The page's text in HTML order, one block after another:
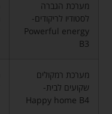
מערכת הגברה
לסטודיו לריקודים-
Powerful energy
B3
מערכת רמקולים
שקועים לבית-
Happy home B4